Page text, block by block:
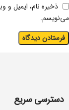
ذخیره نام، ایمیل و
می‌نویسم.
دسترسی سریع